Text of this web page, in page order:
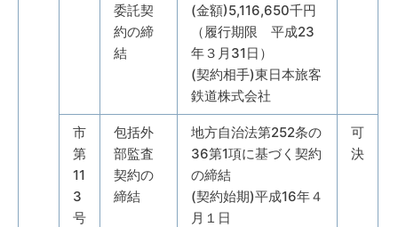
委託契
約の締
結
(金額)5,116,650千円
（履行期限 平成23
年３月31日）
(契約相手)東日本旅客
鉄道株式会社
市
第
11
3
号
包括外
部監査
契約の
締結
地方自治法第252条の
36第1項に基づく契約
の締結
(契約始期)平成16年４
月１日
可
決